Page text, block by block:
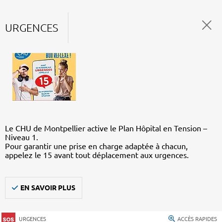
URGENCES
Le CHU de Montpellier active le Plan Hôpital en Tension –
Niveau 1.
Pour garantir une prise en charge adaptée à chacun,
appelez le 15 avant tout déplacement aux urgences.
EN SAVOIR PLUS
URGENCES ACCÈS RAPIDES